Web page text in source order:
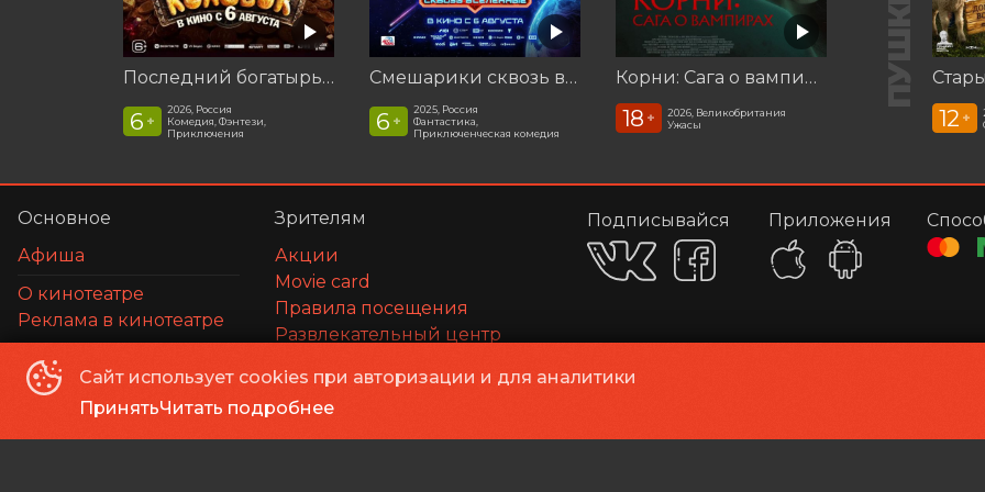
Последний богатырь. Колобок
6 +
2026, Россия
Комедия, Фэнтези,
Приключения
Смешарики сквозь вселенные
6 +
2025, Россия
Фантастика,
Приключенческая комедия
Корни: Сага о вампирах
18 +
2026, Великобритания
Ужасы
12 +
Сайт использует cookies при авторизации и для аналитики
ПринятьЧитать подробнее
Основное
Афиша
О кинотеатре
Реклама в кинотеатре
Зрителям
Акции
Movie card
Правила посещения
Развлекательный центр
Возврат билетов
Оплата картой
Подписывайся Приложения